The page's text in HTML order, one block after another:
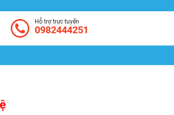
Hỗ trợ trực tuyến
0982444251